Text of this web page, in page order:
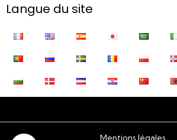
Langue du site
Mentions légales